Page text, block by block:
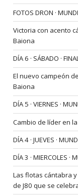
FOTOS DRON ·
Victoria con acento
Baiona
DÍA 6 · SÁBADO ·
El nuevo campeón
Baiona
DÍA 5 · VIERNES ·
Cambio de líder en
DÍA 4 · JUEVES ·
DÍA 3 · MIERCOLES ·
Las flotas cántabra
de J80 que se